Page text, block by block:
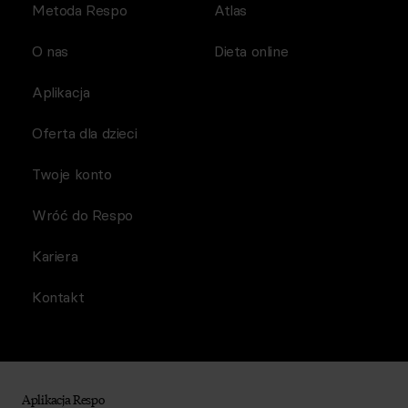
Metoda Respo
O nas
Aplikacja
Atlas
Dieta online
Oferta dla dzieci
Twoje konto
Wróć do Respo
Kariera
Kontakt
Aplikacja Respo